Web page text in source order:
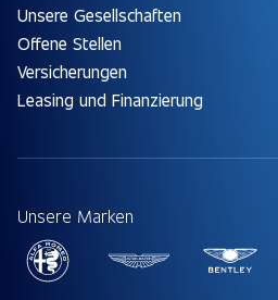
Unsere Gesellschaften
Offene Stellen
Versicherungen
Leasing und Finanzierung
Unsere Marken